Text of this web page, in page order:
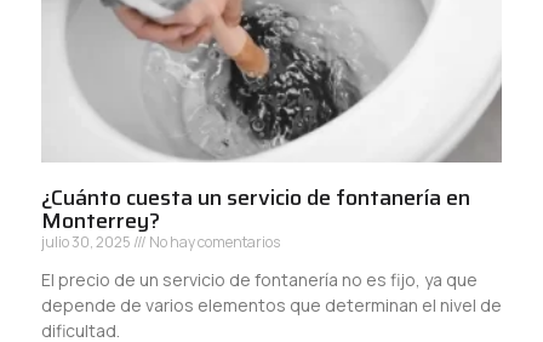
¿Cuánto cuesta un servicio de fontanería en
Monterrey?
julio 30, 2025 No hay comentarios
El precio de un servicio de fontanería no es fijo, ya que
depende de varios elementos que determinan el nivel de
dificultad.